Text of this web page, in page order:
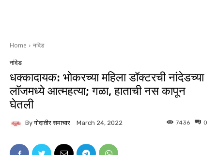
Home नांदेड
नांदेड
धक्कादायक: भोकरच्या महिला डॉक्टरची नांदेडच्या
लॉजमध्ये आत्महत्या; गळा, हाताची नस कापून
घेतली
By गोदातीर समाचार March 24, 2022 0
7436